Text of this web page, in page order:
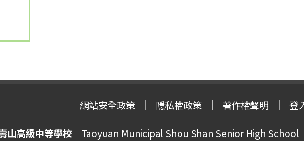
網站安全政策 隱私權政策 著作權聲明 登
山高級中等學校 Taoyuan Municipal Shou Shan Senior High School